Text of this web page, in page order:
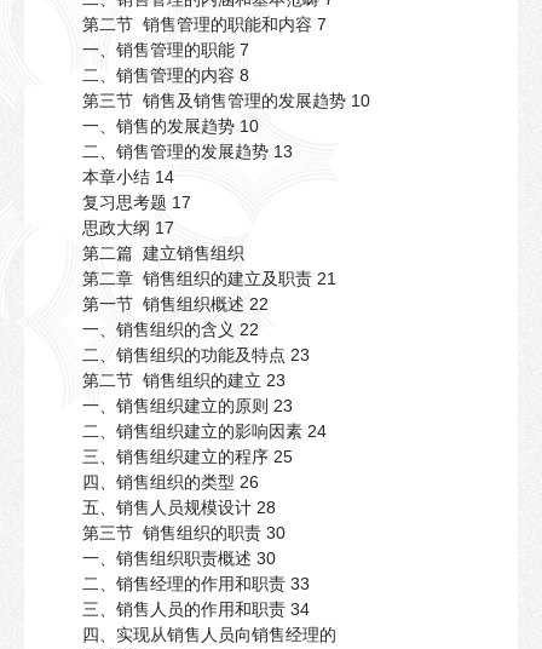
第二节 销售管理的职能和内容 7
一、销售管理的职能 7
二、销售管理的内容 8
第三节 销售及销售管理的发展趋势 10
一、销售的发展趋势 10
二、销售管理的发展趋势 13
本章小结 14
复习思考题 17
思政大纲 17
第二篇 建立销售组织
第二章 销售组织的建立及职责 21
第一节 销售组织概述 22
一、销售组织的含义 22
二、销售组织的功能及特点 23
第二节 销售组织的建立 23
一、销售组织建立的原则 23
二、销售组织建立的影响因素 24
三、销售组织建立的程序 25
四、销售组织的类型 26
五、销售人员规模设计 28
第三节 销售组织的职责 30
一、销售组织职责概述 30
二、销售经理的作用和职责 33
三、销售人员的作用和职责 34
四、实现从销售人员向销售经理的